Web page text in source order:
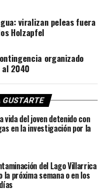
viralizan peleas fuera
Holzapfel
organizado
al 2040
GUSTARTE
vida del joven detenido con
en la investigación por la
del Lago Villarrica
la próxima semana o en los